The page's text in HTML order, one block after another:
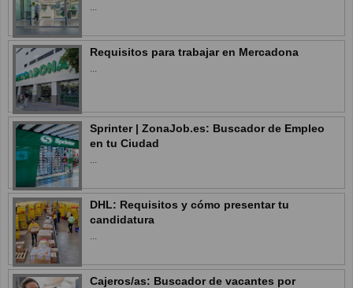
Requisitos para trabajar en Mercadona
Sprinter | ZonaJob.es: Buscador de Empleo
en tu Ciudad
DHL: Requisitos y cómo presentar tu
candidatura
Cajeros/as: Buscador de vacantes por